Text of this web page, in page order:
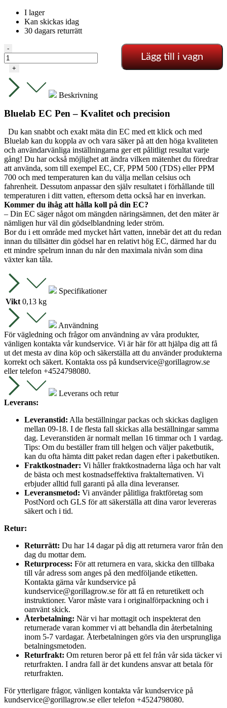
I lager
Kan skickas idag
30 dagars returrätt
Bluelab
EC
Pen
-
+
Lägg till i vagn
Beskrivning
Bluelab EC Pen – Kvalitet och precision
Du kan snabbt och exakt mäta din EC med ett klick och med
Bluelab kan du koppla av och vara säker på att den höga kvaliteten
och användarvänliga inställningarna ger ett pålitligt resultat varje
gång! Du har också möjlighet att ändra vilken mätenhet du föredrar
att använda, som till exempel EC, CF, PPM 500 (TDS) eller PPM
700 och med temperaturen kan du välja mellan celsius och
fahrenheit. Dessutom anpassar den själv resultatet i förhållande till
temperaturen i ditt vatten, eftersom detta också har en inverkan.
Kommer du ihåg att hålla koll på din EC?
– Din EC säger något om mängden näringsämnen, det den mäter är
nämligen hur väl din gödselblandning leder ström.
Bor du i ett område med mycket hårt vatten, innebär det att du redan
innan du tillsätter din gödsel har en relativt hög EC, därmed har du
ett mindre spelrum innan du når den maximala nivån som dina
växter kan tåla.
Specifikationer
Vikt 0,13 kg
Användning
För vägledning och frågor om användning av våra produkter,
vänligen kontakta vår kundservice. Vi är här för att hjälpa dig att få
ut det mesta av dina köp och säkerställa att du använder produkterna
korrekt och säkert. Kontakta oss på kundservice@gorillagrow.se
eller telefon +4524798080.
Leverans och retur
Leverans:
Leveranstid: Alla beställningar packas och skickas dagligen
mellan 09-18. I de flesta fall skickas alla beställningar samma
dag. Leveranstiden är normalt mellan 16 timmar och 1 vardag.
Tips: Om du beställer fram till helgen och väljer paketbutik,
kan du ofta hämta ditt paket redan dagen efter i paketbutiken.
Fraktkostnader: Vi håller fraktkostnaderna låga och har valt
de bästa och mest kostnadseffektiva fraktalternativen. Vi
erbjuder alltid full garanti på alla dina leveranser.
Leveransmetod: Vi använder pålitliga fraktföretag som
PostNord och GLS för att säkerställa att dina varor levereras
säkert och i tid.
Retur:
Returrätt: Du har 14 dagar på dig att returnera varor från den
dag du mottar dem.
Returprocess: För att returnera en vara, skicka den tillbaka
till vår adress som anges på den medföljande etiketten.
Kontakta gärna vår kundservice på
kundservice@gorillagrow.se för att få en returetikett och
instruktioner. Varor måste vara i originalförpackning och i
oanvänt skick.
Återbetalning: När vi har mottagit och inspekterat den
returnerade varan kommer vi att behandla din återbetalning
inom 5-7 vardagar. Återbetalningen görs via den ursprungliga
betalningsmetoden.
Returfrakt: Om returen beror på ett fel från vår sida täcker vi
returfrakten. I andra fall är det kundens ansvar att betala för
returfrakten.
För ytterligare frågor, vänligen kontakta vår kundservice på
kundservice@gorillagrow.se eller telefon +4524798080.